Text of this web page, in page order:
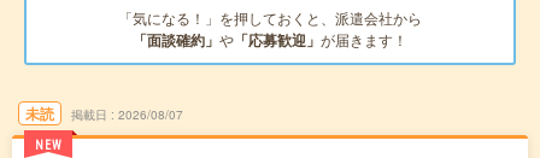
「気になる！」を押しておくと、派遣会社から
「面談確約」 や 「応募歓迎」 が届きます！
未読
NEW
掲載日 2026/08/07